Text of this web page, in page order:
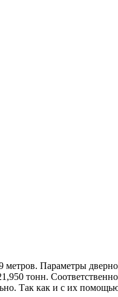
Параметры
тонн.
Так как и с их помощью